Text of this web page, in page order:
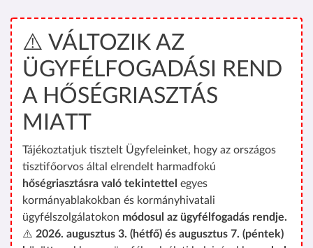
m
a
⚠️ VÁLTOZIK AZ
ÜGYFÉLFOGADÁSI REND
A HŐSÉGRIASZTÁS
MIATT
Tájékoztatjuk tisztelt Ügyfeleinket, hogy az országos
tisztifőorvos által elrendelt harmadfokú
hőségriasztásra való tekintettel egyes
kormányablakokban és kormányhivatali
ügyfélszolgálatokon módosul az ügyfélfogadás rendje.
⚠️ 2026. augusztus 3. (hétfő) és augusztus 7. (péntek)